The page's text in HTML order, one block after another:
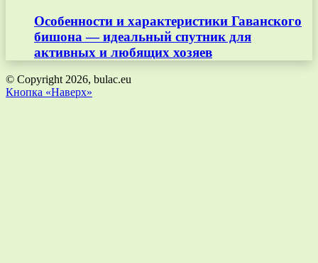
Особенности и характеристики Гаванского
бишона — идеальный спутник для
активных и любящих хозяев
© Copyright 2026, bulac.eu
Кнопка «Наверх»